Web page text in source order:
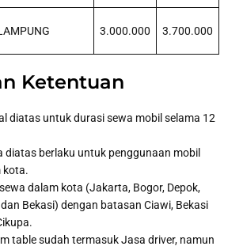
3.000.000 3.700.000
Ketentuan
diatas untuk durasi sewa mobil selama 12
diatas berlaku untuk penggunaan mobil
kota.
dalam kota (Jakarta, Bogor, Depok,
Bekasi) dengan batasan Ciawi, Bekasi
table sudah termasuk Jasa driver, namun